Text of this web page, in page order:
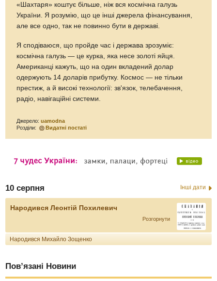
«Шахтаря» коштує більше, ніж вся космічна галузь
України. Я розумію, що це інші джерела фінансування,
але все одно, так не повинно бути в державі.
Я сподіваюся, що пройде час і держава зрозуміє:
космічна галузь — це курка, яка несе золоті яйця.
Американці кажуть, що на один вкладений долар
одержують 14 доларів прибутку. Космос — не тільки
престиж, а й високі технології: зв'язок, телебачення,
радіо, навігаційні системи.
Джерело:uamodna
Розділи:
Видатні постаті
10 серпня Інші дати
Народився Леонтій Похилевич
Розгорнути
Народився Михайло Зощенко
Пов’язані Новини